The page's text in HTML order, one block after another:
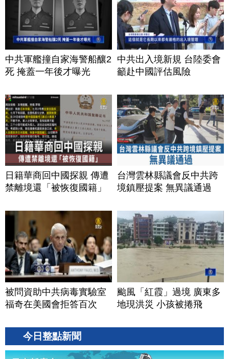
中共軍艦撞自家海警船釀2
死 掩蓋一年後才曝光
中共出入境新規 台陸委會
籲赴中國評估風險
日籍華商回中國探親 傳遭
禁離境還「被恢復國籍」
台灣雲林縣議會反中共跨
境鎮壓提案 無異議通過
被問資助中共病毒實驗室
福奇在美國會拒答百次
颱風「紅霞」過境 廣東多
地現洪災 小孩被捲飛
今日整點新聞